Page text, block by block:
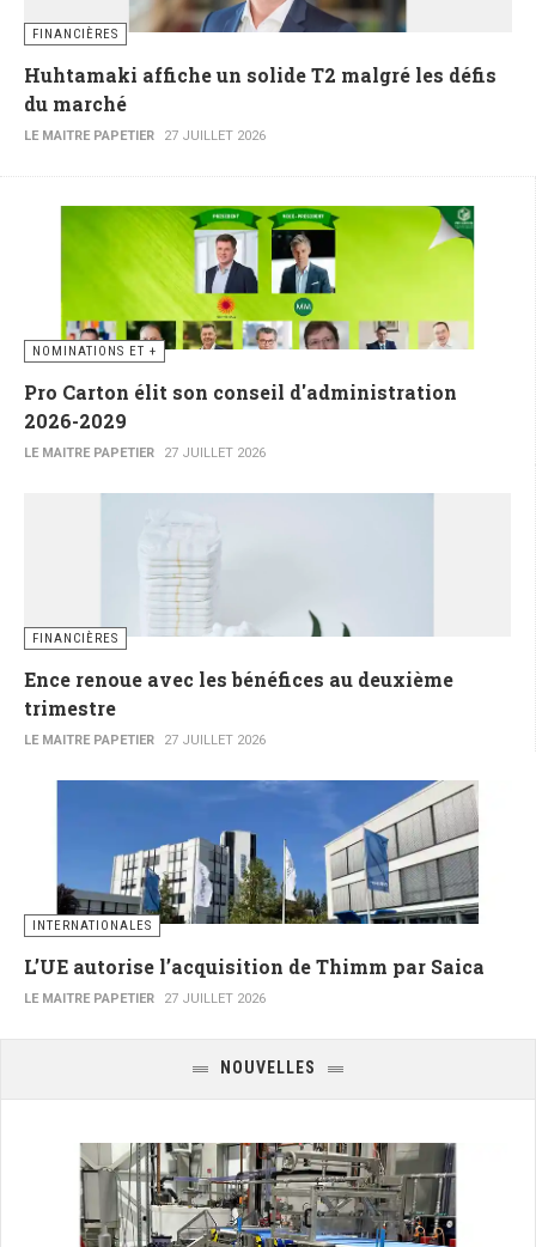
FINANCIÈRES
Huhtamaki affiche un solide T2 malgré les défis
du marché
LE MAITRE PAPETIER 27 JUILLET 2026
NOMINATIONS ET +
Pro Carton élit son conseil d'administration
2026-2029
LE MAITRE PAPETIER 27 JUILLET 2026
FINANCIÈRES
Ence renoue avec les bénéfices au deuxième
trimestre
LE MAITRE PAPETIER 27 JUILLET 2026
INTERNATIONALES
L’UE autorise l’acquisition de Thimm par Saica
LE MAITRE PAPETIER 27 JUILLET 2026
NOUVELLES